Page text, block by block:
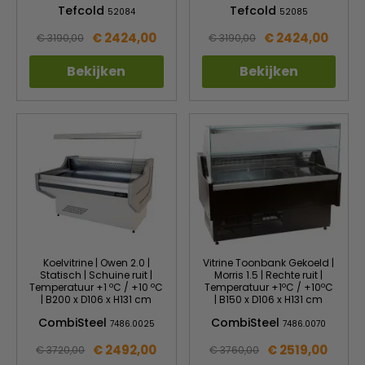
Tefcold 52084
€ 3190,00 € 2424,00
Bekijken
Tefcold 52085
€ 3190,00 € 2424,00
Bekijken
Koelvitrine | Owen 2.0 |
Statisch | Schuine ruit |
Temperatuur +1 ºC / +10 ºC
| B200 x D106 x H131 cm
CombiSteel 7486.0025
€ 3720,00 € 2492,00
Vitrine Toonbank Gekoeld |
Morris 1.5 | Rechte ruit |
Temperatuur +1ºC / +10ºC
| B150 x D106 x H131 cm
CombiSteel7486.0070
€ 3760,00 € 2519,00